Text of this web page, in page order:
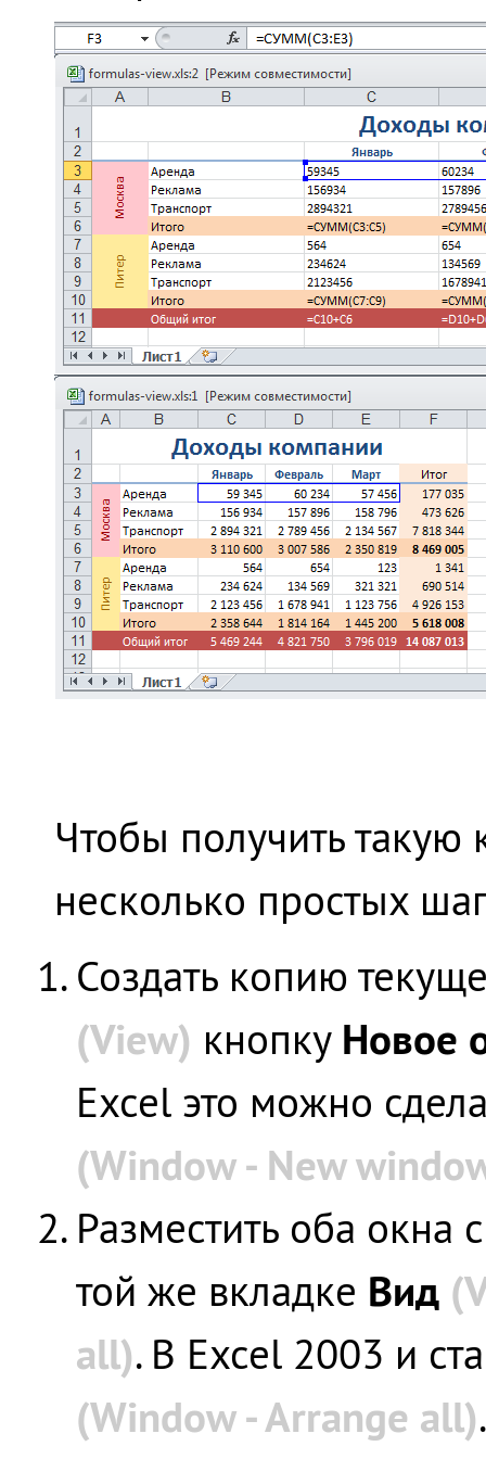
Чтобы получить такую
несколько простых
Создать копию
(View) кнопку Новое
Excel это можно
(Window - New
Разместить оба окна
той же вкладке Вид
all). В Excel 2003 и
(Window - Arrange all).